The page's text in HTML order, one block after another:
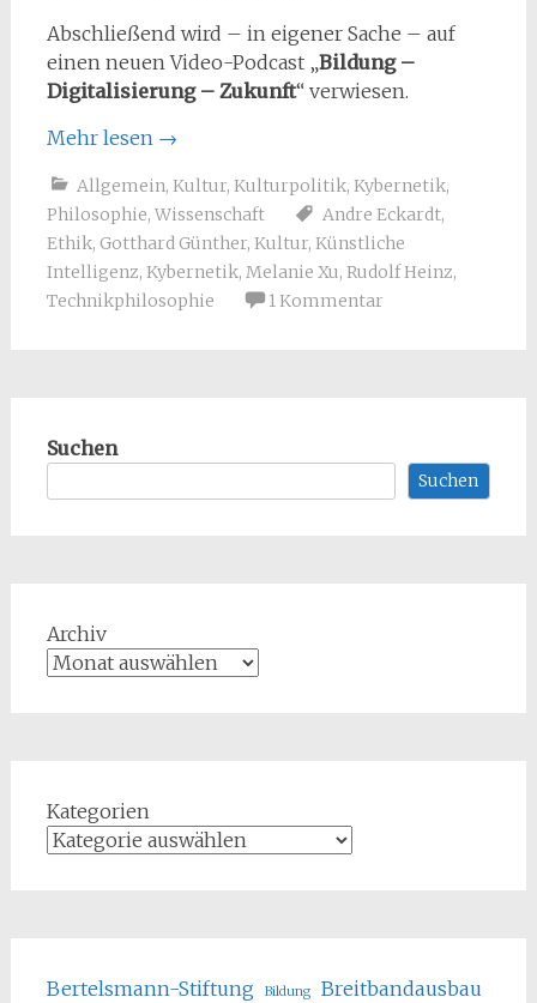
Abschließend wird – in eigener Sache – auf
einen neuen Video-Podcast „Bildung –
Digitalisierung – Zukunft“ verwiesen.
Mehr lesen →
Allgemein, Kultur, Kulturpolitik, Kybernetik,
Philosophie, Wissenschaft Andre Eckardt,
Ethik, Gotthard Günther, Kultur, Künstliche
Intelligenz, Kybernetik, Melanie Xu, Rudolf Heinz,
Technikphilosophie
1 Kommentar
Suchen
Suchen
Archiv
Kategorien
Bertelsmann-Stiftung Bildung
Breitbandausbau